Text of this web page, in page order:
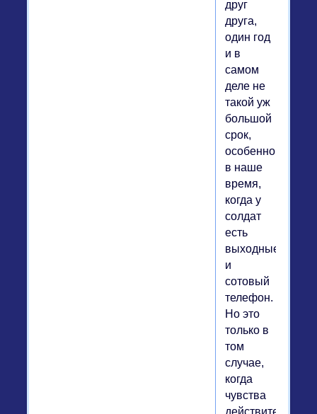
друг
друга,
один год
и в
самом
деле не
такой уж
большой
срок,
особенно
в наше
время,
когда у
солдат
есть
выходные
и
сотовый
телефон.
Но это
только в
том
случае,
когда
чувства